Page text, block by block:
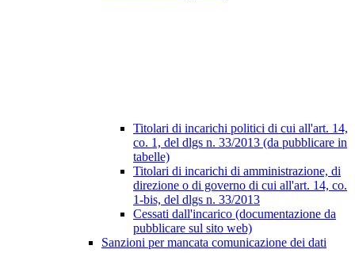
Titolari di incarichi politici di cui all'art. 14,
co. 1, del dlgs n. 33/2013 (da pubblicare in
tabelle)
Titolari di incarichi di amministrazione, di
direzione o di governo di cui all'art. 14, co.
1-bis, del dlgs n. 33/2013
Cessati dall'incarico (documentazione da
pubblicare sul sito web)
Sanzioni per mancata comunicazione dei dati